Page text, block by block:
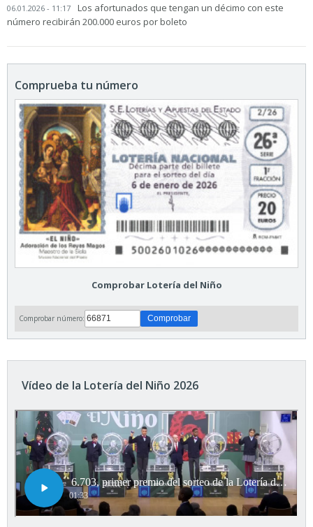
06.01.2026 - 11:17
Los afortunados que tengan un décimo con este
número recibirán 200.000 euros por boleto
Comprueba tu número
Comprobar Lotería del Niño
Comprobar número:
Vídeo de la Lotería del Niño 2026